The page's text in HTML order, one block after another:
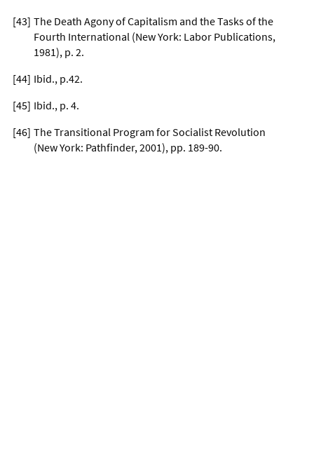
[43] The Death Agony of Capitalism and the Tasks of the
Fourth International (New York: Labor Publications,
1981), p. 2.
[44] Ibid., p.42.
[45] Ibid., p. 4.
[46] The Transitional Program for Socialist Revolution
(New York: Pathfinder, 2001), pp. 189-90.